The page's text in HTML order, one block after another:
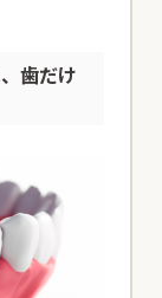
歯だけ